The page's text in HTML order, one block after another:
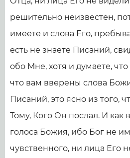
решительно неизвестен,
имеете и слова Его,
есть не знаете Писаний,
обо Мне, хотя и думаете, что
что вам вверены слова
Писаний, это ясно из того,
Тому, Кого Он послал. И как
голоса Божия, ибо Бог не
чувственного, ни лица Его